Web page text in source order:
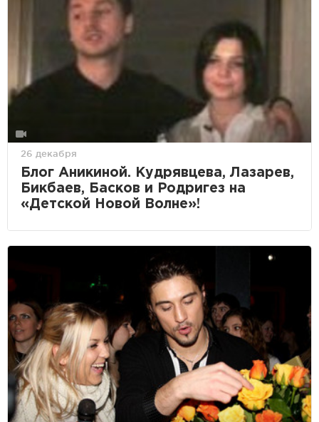
26 декабря
Блог Аникиной. Кудрявцева, Лазарев,
Бикбаев, Басков и Родригез на
«Детской Новой Волне»!